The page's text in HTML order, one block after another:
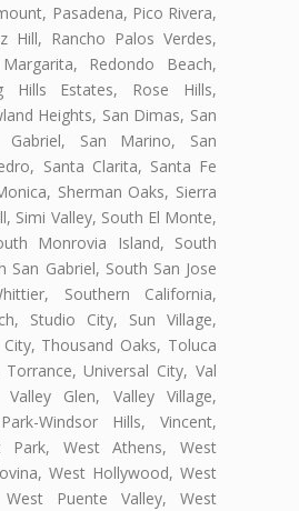
Pasadena, Pico Rivera,
Hill, Rancho Palos Verdes,
Redondo Beach,
Hills Estates, Rose Hills,
Heights, San Dimas, San
Gabriel, San Marino, San
Santa Clarita, Santa Fe
Sherman Oaks, Sierra
Simi Valley, South El Monte,
Monrovia Island, South
San Gabriel, South San Jose
Southern California,
Studio City, Sun Village,
Thousand Oaks, Toluca
Universal City, Val
Valley Glen, Valley Village,
Windsor Hills, Vincent,
Park, West Athens, West
West Hollywood, West
Puente Valley, West